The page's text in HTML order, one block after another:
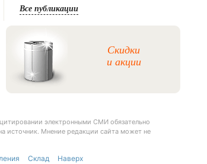
Все публикации
Скидки
и акции
электронными СМИ обязательно
источник. Мнение редакции сайта может не
Склад Наверх